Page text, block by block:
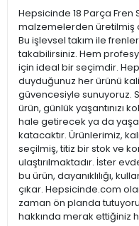
Hepsicinde 18 Parça Fren
malzemelerden üretilmiş
Bu işlevsel takım ile
takabilirsiniz. Hem
için ideal bir seçimdir.
duyduğunuz her ürünü
güvencesiyle sunuyoruz.
ürün, günlük yaşantınızı
hale getirecek ya da
katacaktır. Ürünlerimiz,
seçilmiş, titiz bir stok ve
ulaştırılmaktadır. İster
bu ürün, dayanıklılığı,
çıkar. Hepsicinde.com
zaman ön planda
hakkında merak ettiğiniz